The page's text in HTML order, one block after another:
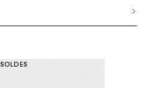
SOLDES